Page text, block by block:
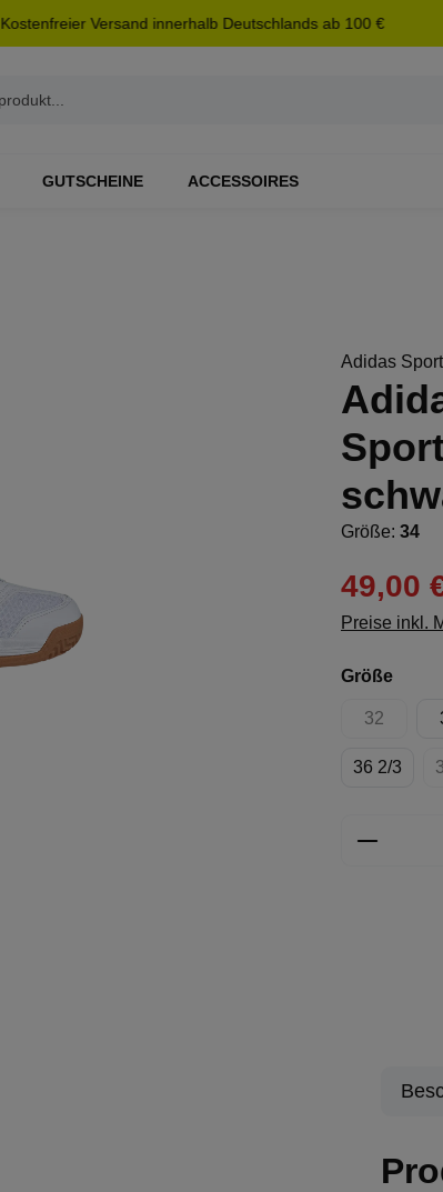
Kostenfreier Versand innerhalb Deutschlands ab 100 €
GUTSCHEINE ACCESSOIRES
Adidas
Größe: 34
49,00
Preise inkl.
Größe
32
(Diese
36 2/3